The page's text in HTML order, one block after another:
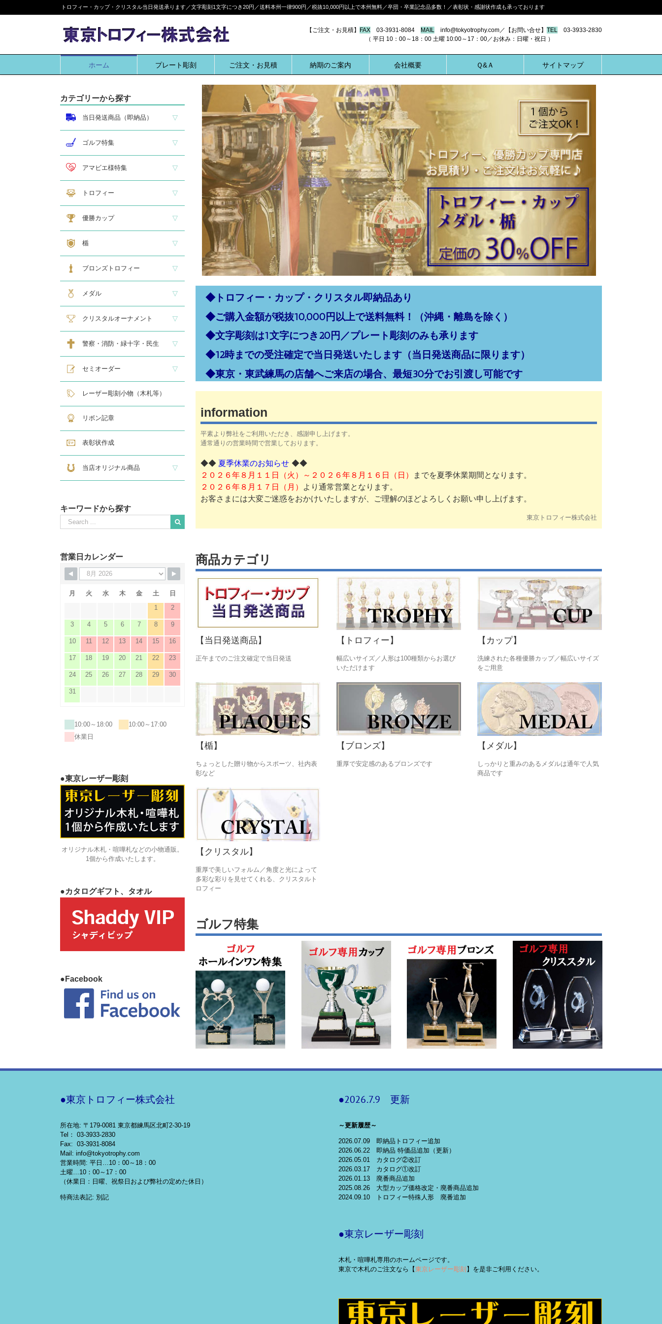
to
トロフィー・カップ・クリスタル当日発送承ります／文字彫刻1文字につき20円／送料本州一律900円／税抜10,000円以上で本州無料／卒団・卒業記念品多数！／表彰状・感謝状作成も承っております
【ご注文・お見積】 FAX 03-3931-8084 MAIL info@tokyotrophy.com／【お問い合せ】 TEL 03-3933-2830
（ 平日 10：00～18：00 土曜 10:00～17：00／お休み：日曜・祝日 ）
ホーム プレート彫刻 ご注文・お見積 納期のご案内 会社概要 Ｑ&Ａ サイトマップ
◆トロフィー・カップ・クリスタル即納品あり
◆ご購入金額が税抜10,000円以上で送料無料！（沖縄・離島を除く）
◆文字彫刻は1文字につき20円／プレート彫刻のみも承ります
◆12時までの受注確定で当日発送いたします（当日発送商品に限ります）
◆東京・東武練馬の店舗へご来店の場合、最短30分でお引渡し可能です
information
平素より弊社をご利用いただき、感謝申し上げます。
通常通りの営業時間で営業しております。
◆◆ 夏季休業のお知らせ ◆◆
２０２６年８月１１日（火）～２０２６年８月１６日（日） までを夏季休業期間となります。
２０２６年８月１７日（月）
より通常営業となります。
お客さまには大変ご迷惑をおかけいたしますが、ご理解のほどよろしくお願い申し上げます。
東京トロフィー株式会社
商品カテゴリ
【当日発送商品】
正午までのご注文確定で当日発送
【トロフィー】
幅広いサイズ／人形は100種類からお選び
いただけます
【カップ】
洗練された各種優勝カップ／幅広いサイズ
をご用意
【楯】
ちょっとした贈り物からスポーツ、社内表
彰など
【ブロンズ】
重厚で安定感のあるブロンズです
【メダル】
しっかりと重みのあるメダルは通年で人気
商品です
【クリスタル】
重厚で美しいフォルム／角度と光によって
多彩な彩りを見せてくれる、クリスタルト
ロフィー
ゴルフ特集
カテゴリーから探す
当日発送商品（即納品）
即納品 トロフィー
即納品 優勝カップ
即納品 クリスタル
即納品 特価品
ゴルフ特集
ホールインワン
ゴルフ専用カップ
ゴルフ専用ブロンズ
ゴルフ専用クリスタル
アマビエ様特集
アマビエ木札
アマビエボールチェーンキーホルダー
アマビエトロフィー
トロフィー
大型トロフィー
中型トロフィー１
中型トロフィー２
小型トロフィー
メダル交換式トロフィー
ペナント優勝カップ
大型・高級カップ
レリーフ交換式カップ
スタンダードカップ
デザインカップ
ゴルフ専用カップ
オニックスカップ
ガラスカップ
カラーカップ
ゴールドカップ
プラスチックカップ
ペナント
楯
スタンダード楯１
スタンダード楯２
スタンダード楯３
ゴルフ・野球・サッカー
その他スポーツ、文化系専用楯
メダル・レリーフ交換式楯
ハローキティ楯
ブロンズトロフィー
スタンダードブロンズ
各種専用ブロンズ
ゴルフ専用ブロンズ
メダル・レリーフ交換式ブロンズ
ハローキティブロンズ
メダル
スタンダードメダル
大きなメダル(70mmφ～)
レリーフ式勲章型メダル
オリジナルメダル
メダルケース
クリスタルオーナメント
スタンダードクリスタル１
スタンダードクリスタル２
ゴルフ専用クリスタル
警察・消防・緑十字・民生
レリーフ交換式各種
民生・緑十字専用楯
自衛隊専用
警察消防関連メダル
セミオーダー
サンドブラスト
レーザー彫刻楯
フルカラーダイレクトプリント
インクジェットプリントエポ
オリジナル木札
レーザー彫刻小物（木札等）
リボン記章
表彰状作成
当店オリジナル商品
キーワードから探す
Search
for:
営業日カレンダー
月 火 水 木 金 土
日
1
2
3 4 5 6 7 8 9
10 11 12 13 14 15 16
17 18 19 20 21 22 23
24 25 26 27 28 29 30
31
10:00～18:00
10:00～17:00
休業日
●東京レーザー彫刻
オリジナル木札・喧嘩札などの小物通販。
1個から作成いたします。
●カタログギフト、タオル
●Facebook
●東京トロフィー株式会社
所在地: 〒179-0081 東京都練馬区北町2-30-19
Tel： 03-3933-2830
Fax: 03-3931-8084
Mail: info@tokyotrophy.com
営業時間: 平日…10：00～18：00
土曜…10：00～17：00
（休業日：日曜、祝祭日および弊社の定めた休日）
特商法表記: 別記
●2026.7.9 更新
～更新履歴～
2026.07.09 即納品トロフィー追加
2026.06.22 即納品 特価品追加（更新）
2026.05.01 カタログ②改訂
2026.03.17 カタログ①改訂
2026.01.13 廃番商品追加
2025.08.26 大型カップ価格改定・廃番商品追加
2024.09.10 トロフィー特殊人形 廃番追加
●東京レーザー彫刻
木札・喧嘩札専用のホームページです。
東京で木札のご注文なら【東京レーザー彫刻 】を是非ご利用ください。